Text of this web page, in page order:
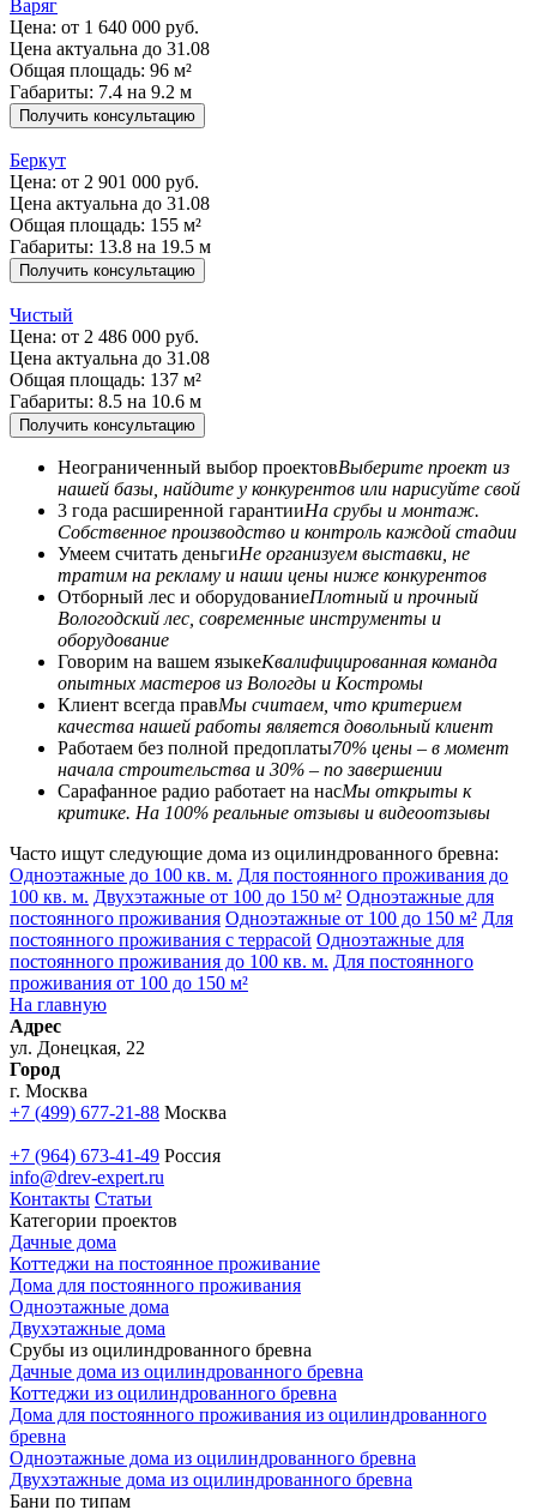
Варяг
Цена: от 1 640 000 руб.
Цена актуальна до 31.08
Общая площадь: 96 м²
Габариты: 7.4 на 9.2 м
Получить консультацию
Беркут
Цена: от 2 901 000 руб.
Цена актуальна до 31.08
Общая площадь: 155 м²
Габариты: 13.8 на 19.5 м
Получить консультацию
Чистый
Цена: от 2 486 000 руб.
Цена актуальна до 31.08
Общая площадь: 137 м²
Габариты: 8.5 на 10.6 м
Получить консультацию
Неограниченный выбор проектовВыберите проект из
нашей базы, найдите у конкурентов или нарисуйте свой
3 года расширенной гарантииНа срубы и монтаж.
Собственное производство и контроль каждой стадии
Умеем считать деньгиНе организуем выставки, не
тратим на рекламу и наши цены ниже конкурентов
Отборный лес и оборудованиеПлотный и прочный
Вологодский лес, современные инструменты и
оборудование
Говорим на вашем языкеКвалифицированная команда
опытных мастеров из Вологды и Костромы
Клиент всегда правМы считаем, что критерием
качества нашей работы является довольный клиент
Работаем без полной предоплаты70% цены – в момент
начала строительства и 30% – по завершении
Сарафанное радио работает на насМы открыты к
критике. На 100% реальные отзывы и видеоотзывы
Часто ищут следующие дома из оцилиндрованного бревна:
Одноэтажные до 100 кв. м. Для постоянного проживания до
100 кв. м. Двухэтажные от 100 до 150 м² Одноэтажные для
постоянного проживания Одноэтажные от 100 до 150 м² Для
постоянного проживания с террасой Одноэтажные для
постоянного проживания до 100 кв. м. Для постоянного
проживания от 100 до 150 м²
На главную
Адрес
ул. Донецкая, 22
Город
г. Москва
+7 (499) 677-21-88 Москва
+7 (964) 673-41-49 Россия
info@drev-expert.ru
Контакты Статьи
Категории проектов
Дачные дома
Коттеджи на постоянное проживание
Дома для постоянного проживания
Одноэтажные дома
Двухэтажные дома
Срубы из оцилиндрованного бревна
Дачные дома из оцилиндрованного бревна
Коттеджи из оцилиндрованного бревна
Дома для постоянного проживания из оцилиндрованного
бревна
Одноэтажные дома из оцилиндрованного бревна
Двухэтажные дома из оцилиндрованного бревна
Бани по типам